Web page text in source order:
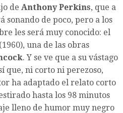
de Anthony Perkins, que a
sonando de poco, pero a los
les será muy conocido: el
una de las obras
. Y se ve que a su vástago
que, ni corto ni perezoso,
ha adaptado el relato corto
hasta los 98 minutos
lleno de humor muy negro